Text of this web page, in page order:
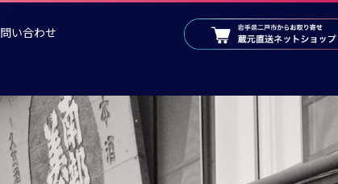
い合わせ